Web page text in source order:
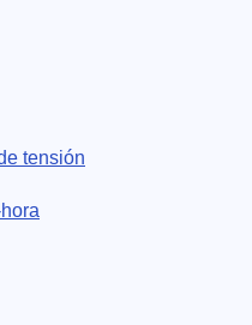
tensión